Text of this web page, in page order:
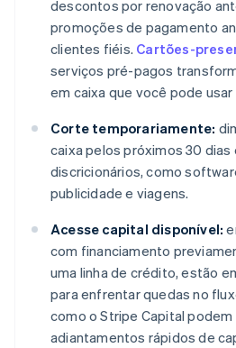
descontos por renovação
promoções de pagamento
clientes fiéis. Cartões-
serviços pré-pagos
em caixa que você pode usar
Corte temporariamente:
caixa pelos próximos 30
discricionários, como
publicidade e viagens.
Acesse capital disponível:
com financiamento
uma linha de crédito, estão
para enfrentar quedas no
como o Stripe Capital
adiantamentos rápidos de